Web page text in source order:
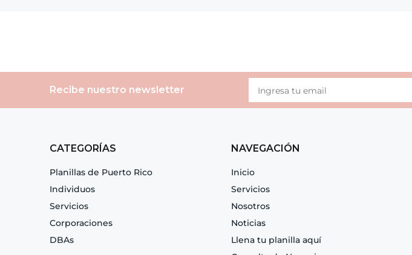
Recibe nuestro newsletter
CATEGORÍAS
Planillas de Puerto Rico
Individuos
Servicios
Corporaciones
DBAs
NAVEGACIÓN
Inicio
Servicios
Nosotros
Noticias
Llena tu planilla aquí